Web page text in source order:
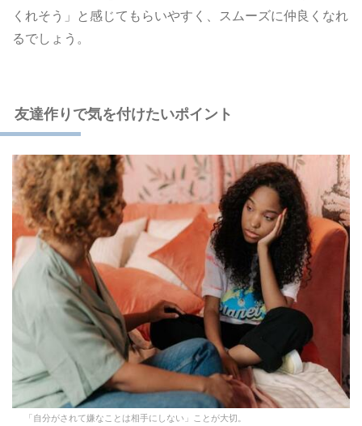
くれそう」と感じてもらいやすく、スムーズに仲良くなれ
るでしょう。
友達作りで気を付けたいポイント
「自分がされて嫌なことは相手にしない」ことが大切。